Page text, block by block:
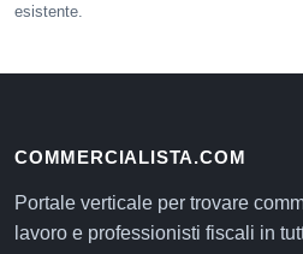
esistente.
COMMERCIALISTA.COM
Portale verticale per trovare
lavoro e professionisti fiscali in